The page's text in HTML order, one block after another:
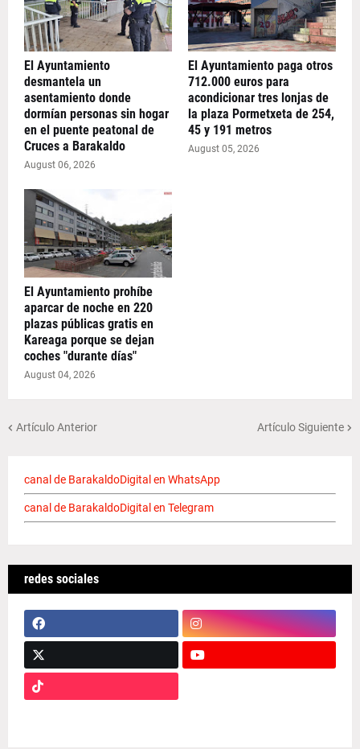
El Ayuntamiento
desmantela un
asentamiento donde
dormían personas sin hogar
en el puente peatonal de
Cruces a Barakaldo
August 06, 2026
El Ayuntamiento paga otros
712.000 euros para
acondicionar tres lonjas de
la plaza Pormetxeta de 254,
45 y 191 metros
August 05, 2026
El Ayuntamiento prohíbe
aparcar de noche en 220
plazas públicas gratis en
Kareaga porque se dejan
coches "durante días"
August 04, 2026
Artículo Anterior Artículo Siguiente
canal de BarakaldoDigital en WhatsApp
canal de BarakaldoDigital en Telegram
redes sociales